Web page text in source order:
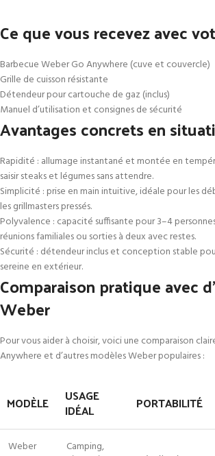
Ce que vous recevez avec
Barbecue Weber Go Anywhere (cuve et couvercle)
Grille de cuisson résistante
Détendeur pour cartouche de gaz (inclus)
Manuel d’utilisation et consignes de sécurité
Avantages concrets en
Rapidité : allumage instantané et montée en
saisir steaks et légumes sans attendre.
Simplicité : prise en main intuitive, idéale pour les
les grillmasters pressés.
Polyvalence : capacité suffisante pour 3–4
réunions familiales ou sorties à deux avec restes.
Sécurité : détendeur inclus et conception stable
sereine en extérieur.
Comparaison pratique avec
Weber
Pour vous aider à choisir, voici une comparaison
Anywhere et d’autres modèles Weber populaires :
MODÈLE USAGE
IDÉAL PORTABILITÉ
Weber
Camping,